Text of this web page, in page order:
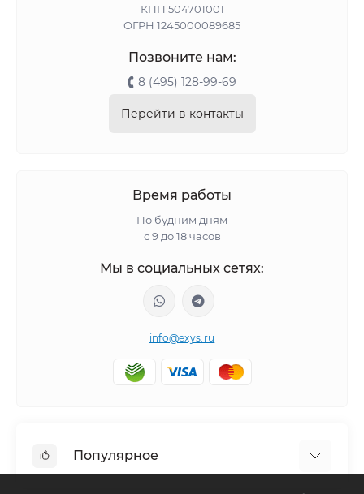
КПП 504701001
ОГРН 1245000089685
Позвоните нам:
8 (495) 128-99-69
Перейти в контакты
Время работы
По будним дням
с 9 до 18 часов
Мы в социальных сетях:
info@exys.ru
Популярное